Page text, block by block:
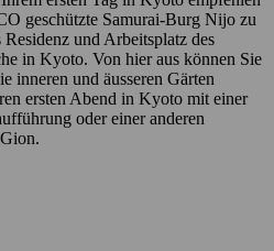
geschützte Samurai-Burg Nijo zu
und Arbeitsplatz des
in Kyoto. Von hier aus können Sie
inneren und äusseren Gärten
ersten Abend in Kyoto mit einer
oder einer anderen